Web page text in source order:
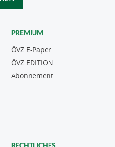
PREMIUM
ÖVZ E-Paper
Abonnement
ÖVZ EDITION
RECHTLICHES